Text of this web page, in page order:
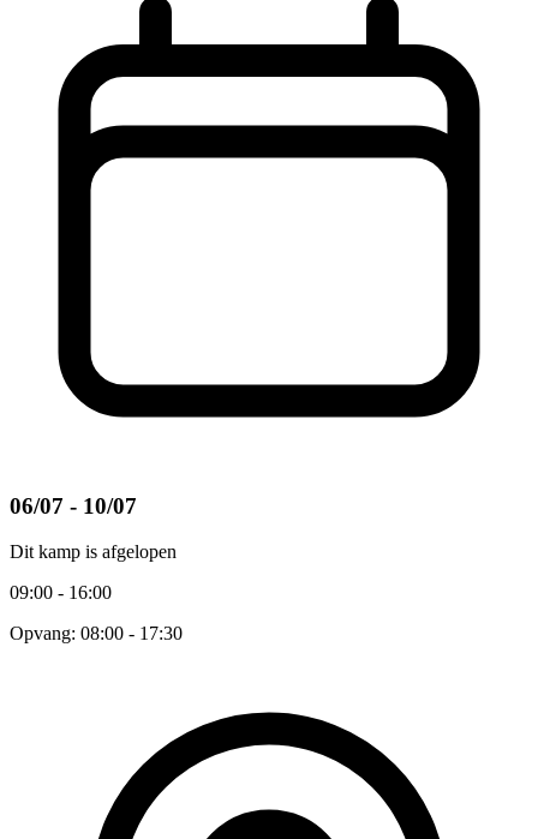
06/07 - 10/07
Dit kamp is afgelopen
09:00 - 16:00
Opvang: 08:00 - 17:30